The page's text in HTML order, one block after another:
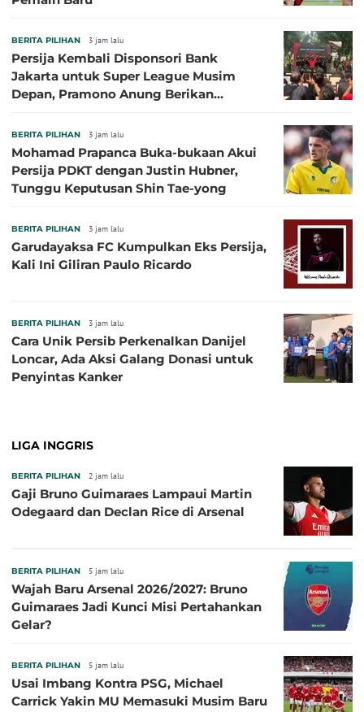
BERITA PILIHAN 3 jam lalu
Persija Kembali Disponsori Bank
Jakarta untuk Super League Musim
Depan, Pramono Anung Berikan
BERITA PILIHAN 3 jam lalu
Mohamad Prapanca Buka-bukaan Akui
Persija PDKT dengan Justin Hubner,
Tunggu Keputusan Shin Tae-yong
BERITA PILIHAN 3 jam lalu
Garudayaksa FC Kumpulkan Eks Persija,
Kali Ini Giliran Paulo Ricardo
BERITA PILIHAN 3 jam lalu
Cara Unik Persib Perkenalkan Danijel
Loncar, Ada Aksi Galang Donasi untuk
Penyintas Kanker
LIGA INGGRIS
BERITA PILIHAN 2 jam lalu
Gaji Bruno Guimaraes Lampaui Martin
Odegaard dan Declan Rice di Arsenal
BERITA PILIHAN 5 jam lalu
Wajah Baru Arsenal 2026/2027: Bruno
Guimaraes Jadi Kunci Misi Pertahankan
Gelar?
BERITA PILIHAN 5 jam lalu
Usai Imbang Kontra PSG, Michael
Carrick Yakin MU Memasuki Musim Baru